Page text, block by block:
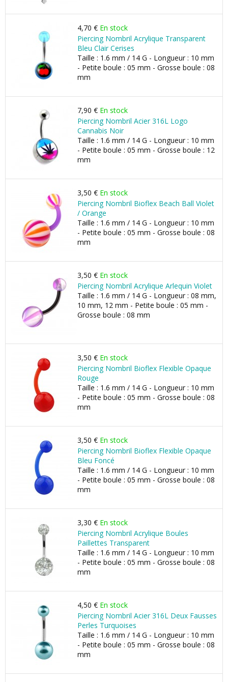
4,70 € En stock
Piercing Nombril Acrylique Transparent
Bleu Clair Cerises
Taille : 1.6 mm / 14 G - Longueur : 10 mm
- Petite boule : 05 mm - Grosse boule : 08
mm
7,90 € En stock
Piercing Nombril Acier 316L Logo
Cannabis Noir
Taille : 1.6 mm / 14 G - Longueur : 10 mm
- Petite boule : 05 mm - Grosse boule : 12
mm
3,50 € En stock
Piercing Nombril Bioflex Beach Ball Violet
/ Orange
Taille : 1.6 mm / 14 G - Longueur : 10 mm
- Petite boule : 05 mm - Grosse boule : 08
mm
3,50 € En stock
Piercing Nombril Acrylique Arlequin Violet
Taille : 1.6 mm / 14 G - Longueur : 08 mm,
10 mm, 12 mm - Petite boule : 05 mm -
Grosse boule : 08 mm
3,50 € En stock
Piercing Nombril Bioflex Flexible Opaque
Rouge
Taille : 1.6 mm / 14 G - Longueur : 10 mm
- Petite boule : 05 mm - Grosse boule : 08
mm
3,50 € En stock
Piercing Nombril Bioflex Flexible Opaque
Bleu Foncé
Taille : 1.6 mm / 14 G - Longueur : 10 mm
- Petite boule : 05 mm - Grosse boule : 08
mm
3,30 € En stock
Piercing Nombril Acrylique Boules
Paillettes Transparent
Taille : 1.6 mm / 14 G - Longueur : 10 mm
- Petite boule : 05 mm - Grosse boule : 08
mm
4,50 € En stock
Piercing Nombril Acier 316L Deux Fausses
Perles Turquoises
Taille : 1.6 mm / 14 G - Longueur : 10 mm
- Petite boule : 05 mm - Grosse boule : 08
mm